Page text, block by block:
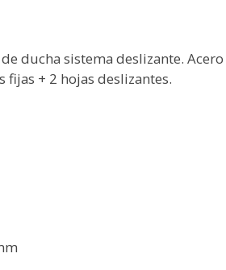
ducha sistema deslizante.
fijas + 2 hojas deslizantes.